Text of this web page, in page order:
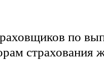
по